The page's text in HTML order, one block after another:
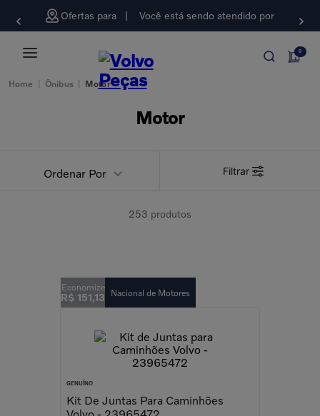
Ofertas para Você está sendo atendido por
0
Home Ônibus Motor
Motor
Ordenar Por Filtrar
253 produtos
R$ 151,13 Nacional de Motores
GENUÍNO
Kit De Juntas Para Caminhões